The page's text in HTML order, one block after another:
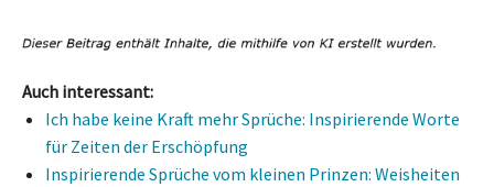
Auch interessant:
Ich habe keine Kraft mehr Sprüche: Inspirierende Worte
für Zeiten der Erschöpfung
Inspirierende Sprüche vom kleinen Prinzen: Weisheiten